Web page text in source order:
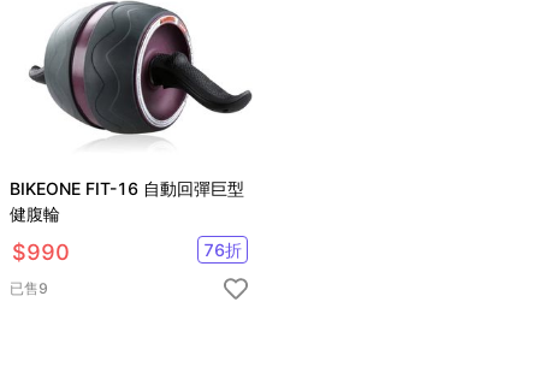
BIKEONE FIT-16 自動回彈巨型
健腹輪
$990 76折
已售9